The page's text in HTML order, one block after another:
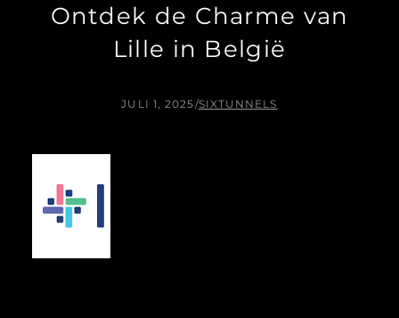
Ontdek de Charme van
Lille in België
JULI 1, 2025/SIXTUNNELS